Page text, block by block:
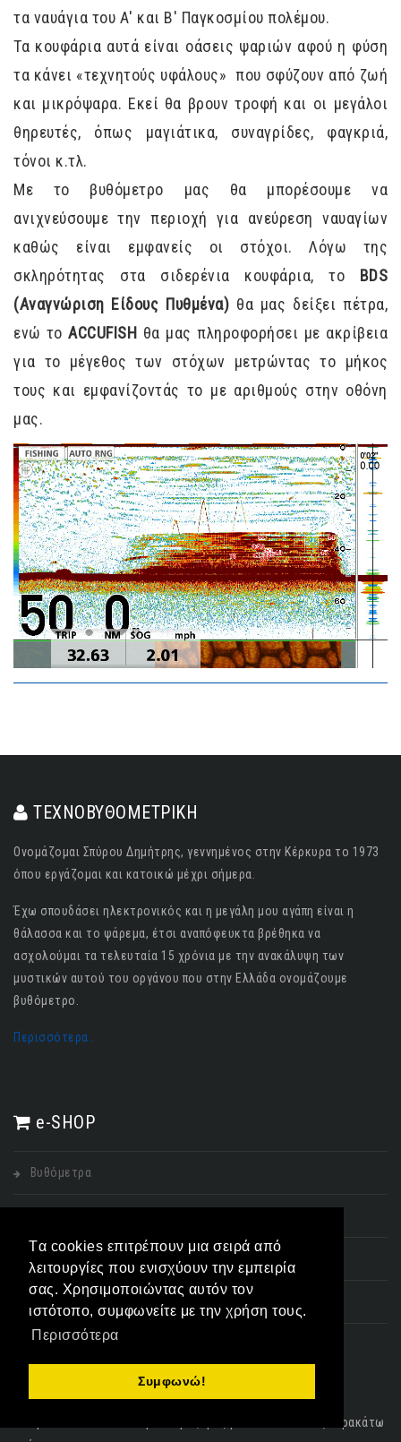
Tα cookies επιτρέπουν μια σειρά από
λειτουργίες που ενισχύουν την εμπειρία
σας. Χρησιμοποιώντας αυτόν τον
ιστότοπο, συμφωνείτε με την χρήση τους.
Περισσότερα
Συμφωνώ!
τα ναυάγια του Α' και Β' Παγκοσμίου πολέμου.
Τα κουφάρια αυτά είναι οάσεις ψαριών αφού η φύση
τα κάνει «τεχνητούς υφάλους» που σφύζουν από ζωή
και μικρόψαρα. Εκεί θα βρουν τροφή και οι μεγάλοι
θηρευτές, όπως μαγιάτικα, συναγρίδες, φαγκριά,
τόνοι κ.τλ.
Με το βυθόμετρο μας θα μπορέσουμε να
ανιχνεύσουμε την περιοχή για ανεύρεση ναυαγίων
καθώς είναι εμφανείς οι στόχοι. Λόγω της
σκληρότητας στα σιδερένια κουφάρια, το BDS
(Αναγνώριση Είδους Πυθμένα) θα μας δείξει πέτρα,
ενώ τοACCUFISH θα μας πληροφορήσει με ακρίβεια
για το μέγεθος των στόχων μετρώντας το μήκος
τους και εμφανίζοντάς το με αριθμούς στην οθόνη
μας.
ΤΕΧΝΟΒΥΘΟΜΕΤΡΙΚΗ
Ονομάζομαι Σπύρου Δημήτρης, γεννημένος στην Κέρκυρα το 1973
όπου εργάζομαι και κατοικώ μέχρι σήμερα.
Έχω σπουδάσει ηλεκτρονικός και η μεγάλη μου αγάπη είναι η
θάλασσα και το ψάρεμα, έτσι αναπόφευκτα βρέθηκα να
ασχολούμαι τα τελευταία 15 χρόνια με την ανακάλυψη των
μυστικών αυτού του οργάνου που στην Ελλάδα ονομάζουμε
βυθόμετρο.
Περισσότερα..
e-SHOP
Βυθόμετρα
Αξεσουάρ Βυθομέτρων
Είδη Αλιείας
ΣΤΟΙΧΕΙΑ ΕΠΙΚΟΙΝΩΝΙΑΣ
Μπορείτε να επικοινωνήσετε μαζί μας με έναν από τους παρακάτω